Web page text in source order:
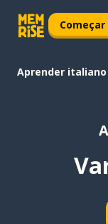
Aprender italiano